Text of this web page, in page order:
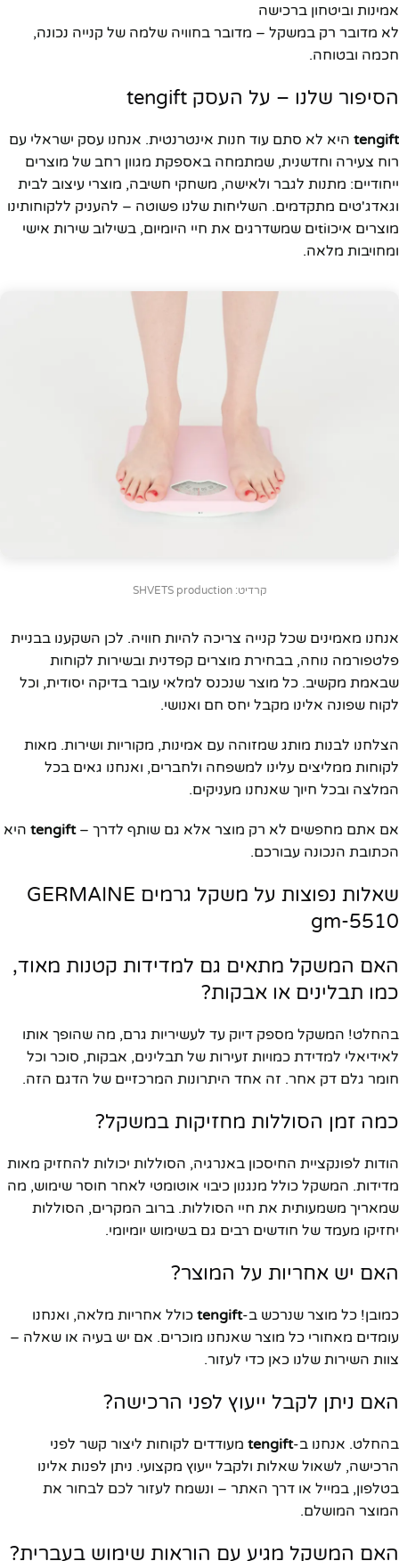
אמינות וביטחון ברכישה
לא מדובר רק במשקל – מדובר בחוויה שלמה של קנייה נכונה,
חכמה ובטוחה.
הסיפור שלנו – על העסק tengift
tengift היא לא סתם עוד חנות אינטרנטית. אנחנו עסק ישראלי עם
רוח צעירה וחדשנית, שמתמחה באספקת מגוון רחב של מוצרים
ייחודיים: מתנות לגבר ולאישה, משחקי חשיבה, מוצרי עיצוב לבית
וגאדג'טים מתקדמים. השליחות שלנו פשוטה – להעניק ללקוחותינו
מוצרים איכוtiים שמשדרגים את חיי היומיום, בשילוב שירות אישי
ומחויבות מלאה.
קרדיט: SHVETS production
אנחנו מאמינים שכל קנייה צריכה להיות חוויה. לכן השקענו בבניית
פלטפורמה נוחה, בבחירת מוצרים קפדנית ובשירות לקוחות
שבאמת מקשיב. כל מוצר שנכנס למלאי עובר בדיקה יסודית, וכל
לקוח שפונה אלינו מקבל יחס חם ואנושי.
הצלחנו לבנות מותג שמזוהה עם אמינות, מקוריות ושירות. מאות
לקוחות ממליצים עלינו למשפחה ולחברים, ואנחנו גאים בכל
המלצה ובכל חיוך שאנחנו מעניקים.
אם אתם מחפשים לא רק מוצר אלא גם שותף לדרך –tengift היא
הכתובת הנכונה עבורכם.
שאלות נפוצות על משקל גרמים GERMAINE
gm-5510
האם המשקל מתאים גם למדידות קטנות מאוד,
כמו תבלינים או אבקות?
בהחלט! המשקל מספק דיוק עד לעשיריות גרם, מה שהופך אותו
לאידיאלי למדידת כמויות זעירות של תבלינים, אבקות, סוכר וכל
חומר גלם דק אחר. זה אחד היתרונות המרכזיים של הדגם הזה.
כמה זמן הסוללות מחזיקות במשקל?
הודות לפונקציית החיסכון באנרגיה, הסוללות יכולות להחזיק מאות
מדידות. המשקל כולל מנגנון כיבוי אוטומטי לאחר חוסר שימוש, מה
שמאריך משמעותית את חיי הסוללות. ברוב המקרים, הסוללות
יחזיקו מעמד של חודשים רבים גם בשימוש יומיומי.
האם יש אחריות על המוצר?
כמובן! כל מוצר שנרכש ב-tengift כולל אחריות מלאה, ואנחנו
עומדים מאחורי כל מוצר שאנחנו מוכרים. אם יש בעיה או שאלה –
צוות השירות שלנו כאן כדי לעזור.
האם ניתן לקבל ייעוץ לפני הרכישה?
בהחלט. אנחנו ב-tengift מעודדים לקוחות ליצור קשר לפני
הרכישה, לשאול שאלות ולקבל ייעוץ מקצועי. ניתן לפנות אלינו
בטלפון, במייל או דרך האתר – ונשמח לעזור לכם לבחור את
המוצר המושלם.
האם המשקל מגיע עם הוראות שימוש בעברית?